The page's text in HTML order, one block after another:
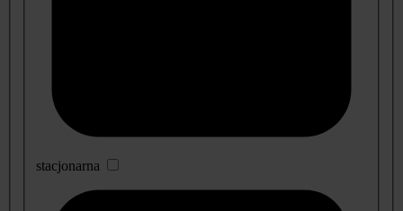
stacjonarna